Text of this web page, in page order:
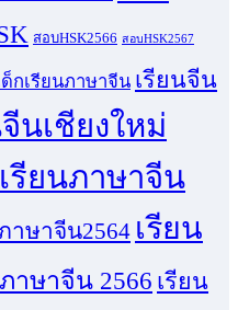
สอบHSK2566 สอบHSK2567
ด็กเรียนภาษาจีน เรียนจีน
นเชียงใหม่
เรียนภาษาจีน
าษาจีน2564 เรียน
าษาจีน 2566 เรียน